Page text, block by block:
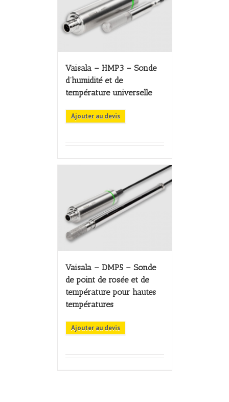
Vaisala – HMP3 – Sonde
d’humidité et de
température universelle
Ajouter au devis
Vaisala – DMP5 – Sonde
de point de rosée et de
température pour hautes
températures
Ajouter au devis